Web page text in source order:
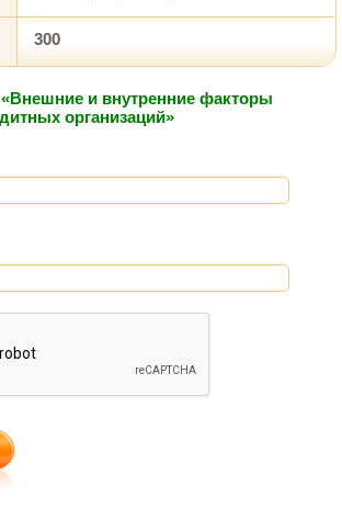
300
«Внешние и внутренние факторы
организаций»